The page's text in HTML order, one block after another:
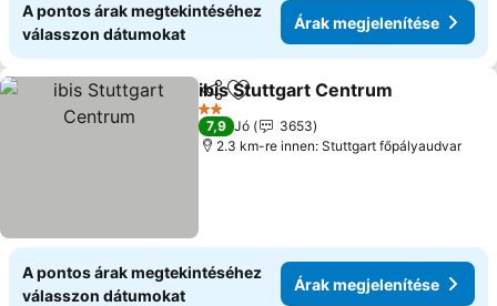
A pontos árak megtekintéséhez
válasszon dátumokat
Árak megjelenítése
Megosztás
Hozzáadás a kedvencekhez
ibis Stuttgart Centrum
2 Kategória
7,9 Jó
3653
2.3 km-re innen: Stuttgart főpályaudvar
A pontos árak megtekintéséhez
válasszon dátumokat
Árak megjelenítése